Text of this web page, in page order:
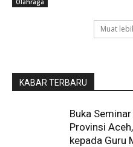
Muat
KABAR TERBARU
Buka
Provinsi
kepada Guru